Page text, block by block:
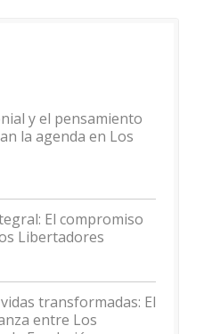
y el pensamiento
la agenda en Los
El compromiso
Libertadores
transformadas: El
entre Los